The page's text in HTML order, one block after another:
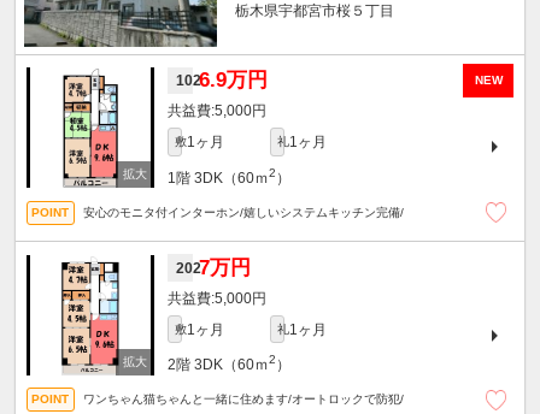
栃木県宇都宮市桜５丁目
NEW
1026.9万円
5,000円
敷1ヶ月 礼1ヶ月
1階 3DK（60ｍ2 ）
安心のモニタ付インターホン/嬉しいシステムキッチン完備/
2027万円
5,000円
敷1ヶ月 礼1ヶ月
2階 3DK（60ｍ2 ）
ワンちゃん猫ちゃんと一緒に住めます/オートロックで防犯/